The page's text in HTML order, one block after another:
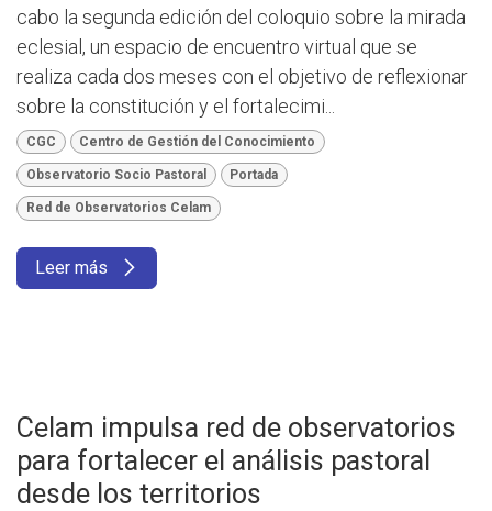
cabo la segunda edición del coloquio sobre la mirada
eclesial, un espacio de encuentro virtual que se
realiza cada dos meses con el objetivo de reflexionar
sobre la constitución y el fortalecimi...
CGC Centro de Gestión del Conocimiento
Observatorio Socio Pastoral Portada
Red de Observatorios Celam
Leer más
Celam impulsa red de observatorios
para fortalecer el análisis pastoral
desde los territorios